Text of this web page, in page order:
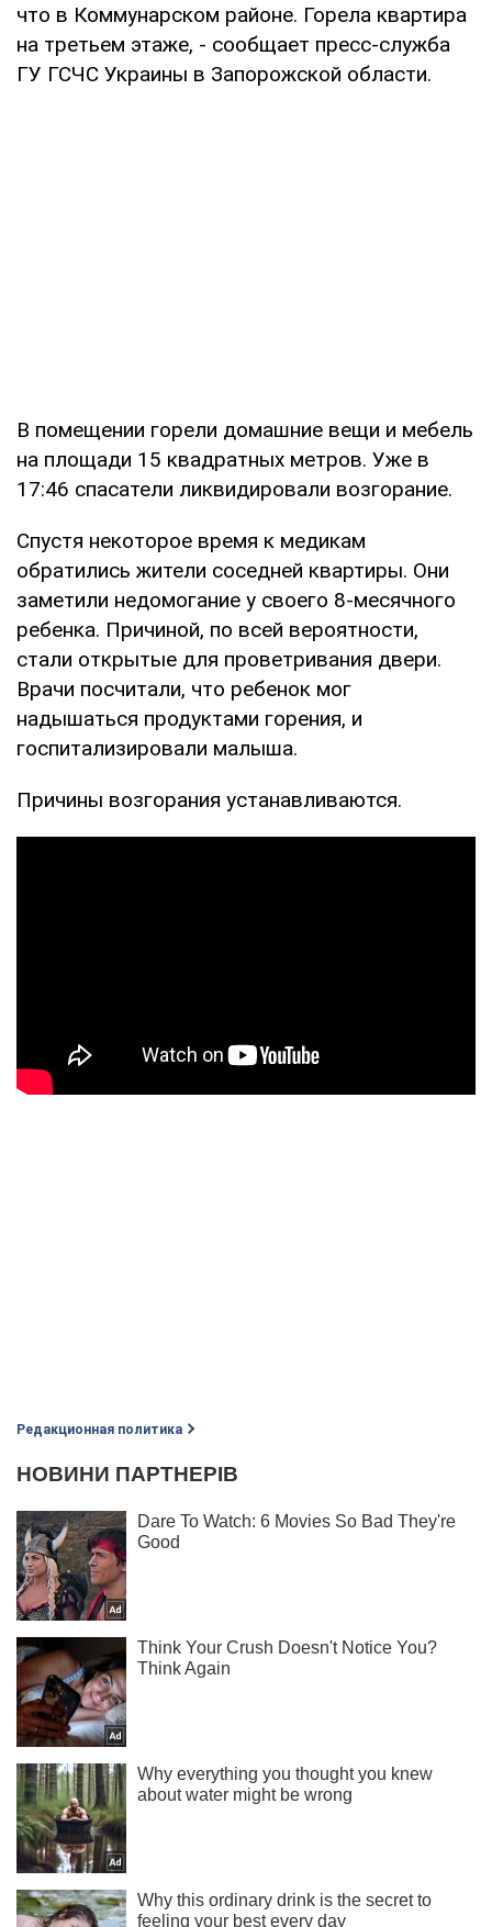
что в Коммунарском районе. Горела квартира
на третьем этаже, - сообщает пресс-служба
ГУ ГСЧС Украины в Запорожской области.
В помещении горели домашние вещи и мебель
на площади 15 квадратных метров. Уже в
17:46 спасатели ликвидировали возгорание.
Спустя некоторое время к медикам
обратились жители соседней квартиры. Они
заметили недомогание у своего 8-месячного
ребенка. Причиной, по всей вероятности,
стали открытые для проветривания двери.
Врачи посчитали, что ребенок мог
надышаться продуктами горения, и
госпитализировали малыша.
Причины возгорания устанавливаются.
Редакционная политика